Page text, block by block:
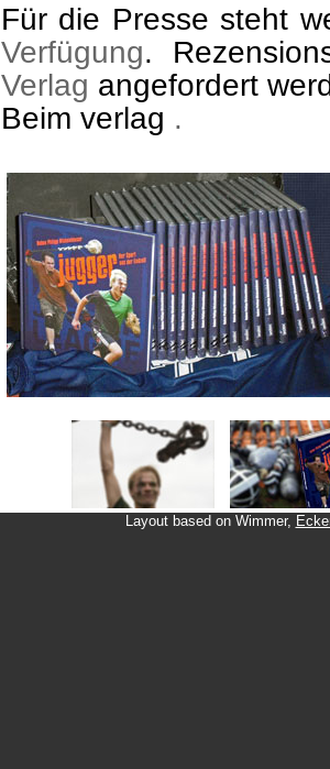
Für die Presse steht
Verfügung.
Verlag angefordert
Beim verlag .
Layout based on Wimmer,